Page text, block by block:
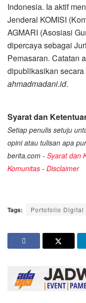
Indonesia. Ia aktif
Jenderal KOMISI
AGMARI (Asosiasi
dipercaya sebagai
Pemasaran. Catatan
dipublikasikan
ahmadmadani.id.
Syarat dan
Setiap penulis setuju
opini atau tulisan apa
berita.com - Syarat dan
Komunitas - Disclaimer
Tags: Portofolio Digital